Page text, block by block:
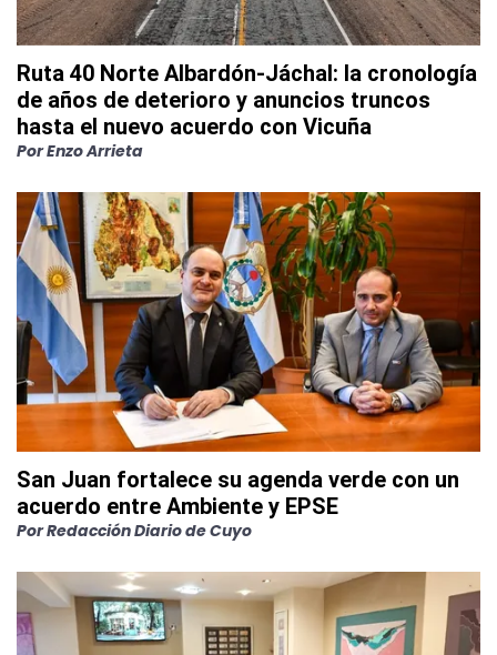
Ruta 40 Norte Albardón-Jáchal: la cronología
de años de deterioro y anuncios truncos
hasta el nuevo acuerdo con Vicuña
PorEnzo Arrieta
San Juan fortalece su agenda verde con un
acuerdo entre Ambiente y EPSE
PorRedacción Diario de Cuyo